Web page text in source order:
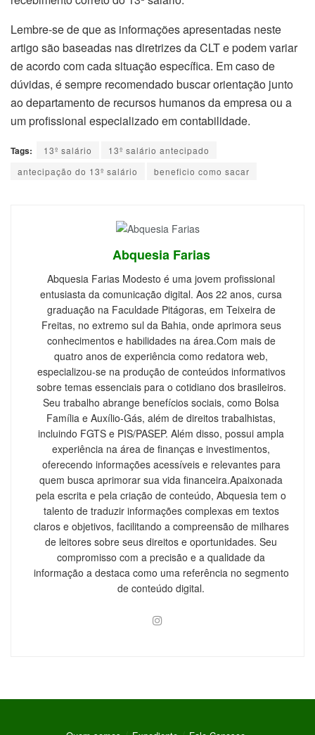
Lembre-se de que as informações apresentadas neste
artigo são baseadas nas diretrizes da CLT e podem variar
de acordo com cada situação específica. Em caso de
dúvidas, é sempre recomendado buscar orientação junto
ao departamento de recursos humanos da empresa ou a
um profissional especializado em contabilidade.
Tags: 13º salário
13º salário antecipado
antecipação do 13º salário
beneficio como sacar
Abquesia Farias
Abquesia Farias Modesto é uma jovem profissional
entusiasta da comunicação digital. Aos 22 anos, cursa
graduação na Faculdade Pitágoras, em Teixeira de
Freitas, no extremo sul da Bahia, onde aprimora seus
conhecimentos e habilidades na área.Com mais de
quatro anos de experiência como redatora web,
especializou-se na produção de conteúdos informativos
sobre temas essenciais para o cotidiano dos brasileiros.
Seu trabalho abrange benefícios sociais, como Bolsa
Família e Auxílio-Gás, além de direitos trabalhistas,
incluindo FGTS e PIS/PASEP. Além disso, possui ampla
experiência na área de finanças e investimentos,
oferecendo informações acessíveis e relevantes para
quem busca aprimorar sua vida financeira.Apaixonada
pela escrita e pela criação de conteúdo, Abquesia tem o
talento de traduzir informações complexas em textos
claros e objetivos, facilitando a compreensão de milhares
de leitores sobre seus direitos e oportunidades. Seu
compromisso com a precisão e a qualidade da
informação a destaca como uma referência no segmento
de conteúdo digital.